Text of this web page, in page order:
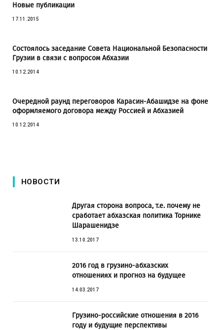
Новые публикации
17.11.2015
Состоялось заседание Совета Национальной Безопасности
Грузии в связи с вопросом Абхазии
10.12.2014
Очередной раунд переговоров Карасин-Абашидзе на фоне
оформляемого договора между Россией и Абхазией
10.12.2014
НОВОСТИ
Другая сторона вопроса, т.е. почему не
сработает абхазская политика Торнике
Шарашенидзе
13.10.2017
2016 год в грузино-абхазских
отношениях и прогноз на будущее
14.03.2017
Грузино-российские отношения в 2016
году и будущие перспективы